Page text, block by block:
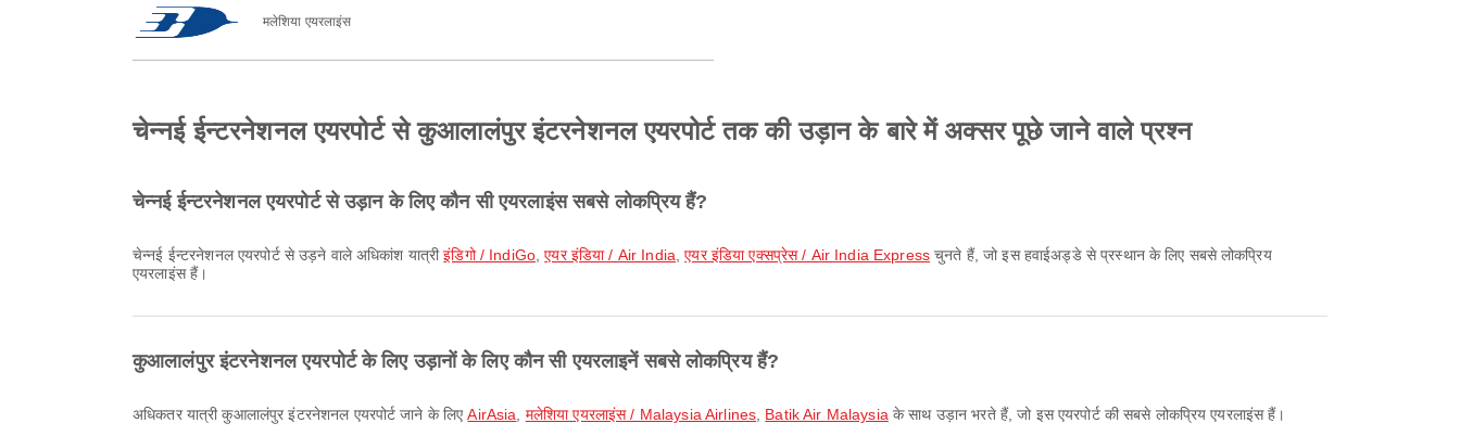
मलेशिया एयरलाइंस
चेन्नई ईन्टरनेशनल एयरपोर्ट से कुआलालंपुर इंटरनेशनल एयरपोर्ट तक की उड़ान के बारे में अक्सर पूछे जाने वाले प्रश्न
चेन्नई ईन्टरनेशनल एयरपोर्ट से उड़ान के लिए कौन सी एयरलाइंस सबसे लोकप्रिय हैं?
चेन्नई ईन्टरनेशनल एयरपोर्ट से उड़ने वाले अधिकांश यात्रीइंडिगो / IndiGo ,एयर इंडिया / Air India ,एयर इंडिया एक्सप्रेस / Air India Express चुनते हैं, जो इस हवाईअड्डे से प्रस्थान के लिए सबसे लोकप्रिय
एयरलाइंस हैं।
कुआलालंपुर इंटरनेशनल एयरपोर्ट के लिए उड़ानों के लिए कौन सी एयरलाइनें सबसे लोकप्रिय हैं?
अधिकतर यात्री कुआलालंपुर इंटरनेशनल एयरपोर्ट जाने के लिएAirAsia मलेशिया एयरलाइंस / Malaysia Airlines Batik Air Malaysia के साथ उड़ान भरते हैं, जो इस एयरपोर्ट की सबसे लोकप्रिय एयरलाइंस हैं।